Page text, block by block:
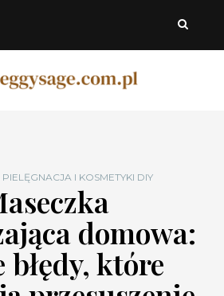
I KOSMETYKI DIY
domowa:
błędy, które